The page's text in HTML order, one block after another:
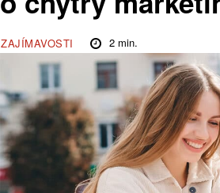
ZAJÍMAVOSTI 2min.